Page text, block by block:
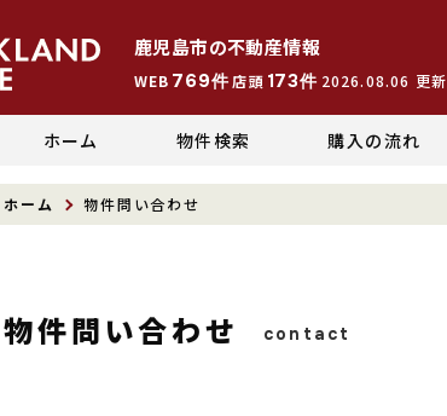
鹿児島市の不動産情報
WEB 769件 店頭 173件 2026.08.06 更新
ホーム 物件検索 購入の流れ
ホーム 物件問い合わせ
物件問い合わせ contact